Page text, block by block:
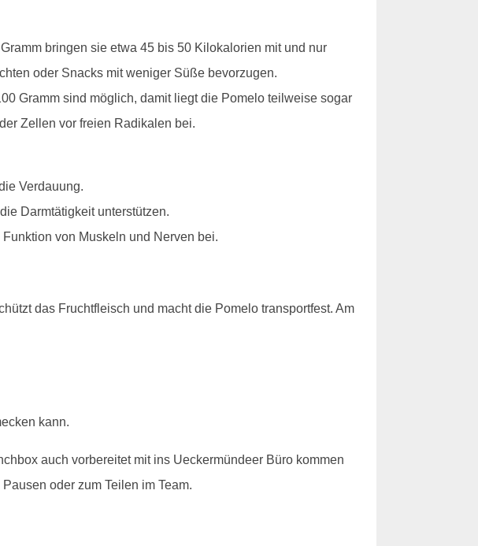
bringen sie etwa 45 bis 50 Kilokalorien mit und nur
oder Snacks mit weniger Süße bevorzugen.
Gramm sind möglich, damit liegt die Pomelo teilweise sogar
Zellen vor freien Radikalen bei.
Verdauung.
Darmtätigkeit unterstützen.
von Muskeln und Nerven bei.
das Fruchtfleisch und macht die Pomelo transportfest. Am
kann.
auch vorbereitet mit ins Ueckermündeer Büro kommen
oder zum Teilen im Team.